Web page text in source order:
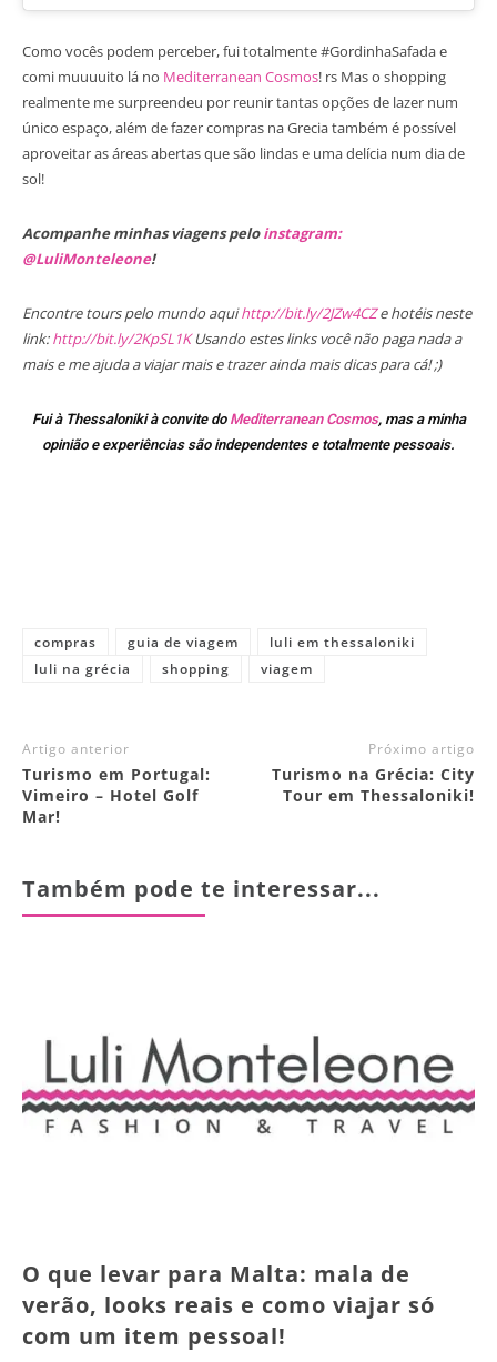
Como vocês podem perceber, fui totalmente #GordinhaSafada e
comi muuuuito lá no Mediterranean Cosmos! rs Mas o shopping
realmente me surpreendeu por reunir tantas opções de lazer num
único espaço, além de fazer compras na Grecia também é possível
aproveitar as áreas abertas que são lindas e uma delícia num dia de
sol!
Acompanhe minhas viagens peloinstagram:
@LuliMonteleone!
Encontre tours pelo mundo aquihttp://bit.ly/2JZw4CZe hotéis neste
link:http://bit.ly/2KpSL1KUsando estes links você não paga nada a
mais e me ajuda a viajar mais e trazer ainda mais dicas para cá! ;)
Fui à Thessaloniki à convite do Mediterranean Cosmos, mas a minha
opinião e experiências são independentes e totalmente pessoais.
compras guia de viagem
luli em thessaloniki
luli na grécia
shopping viagem
Artigo anterior
Turismo em Portugal:
Vimeiro – Hotel Golf
Mar!
Próximo artigo
Turismo na Grécia: City
Tour em Thessaloniki!
Também pode te interessar...
O que levar para Malta: mala de
verão, looks reais e como viajar só
com um item pessoal!